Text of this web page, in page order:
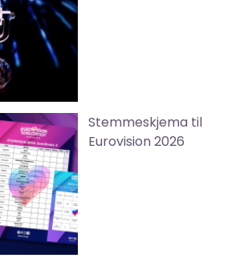
Stemmeskjema til
Eurovision 2026